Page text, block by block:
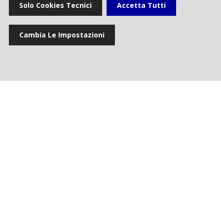
Solo Cookies Tecnici Accetta Tutti
Cambia Le Impostazioni